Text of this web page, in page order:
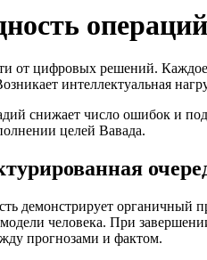
от цифровых решений. Каждое
интеллектуальная
снижает число ошибок и
целей Вавада.
демонстрирует органичный
модели человека. При
прогнозами и фактом.